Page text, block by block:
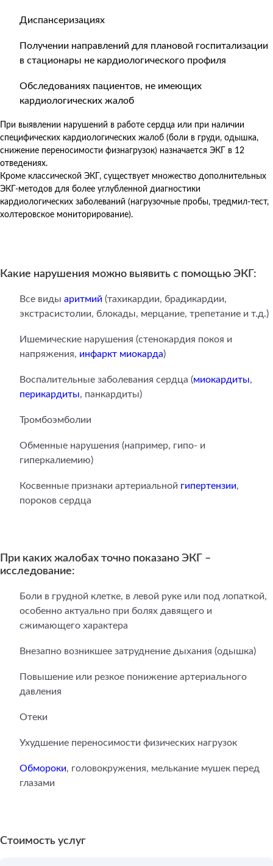
Диспансеризациях
Получении направлений для плановой госпитализации
в стационары не кардиологического профиля
Обследованиях пациентов, не имеющих
кардиологических жалоб
При выявлении нарушений в работе сердца или при наличии
специфических кардиологических жалоб (боли в груди, одышка,
снижение переносимости физнагрузок) назначается ЭКГ в 12
отведениях.
Кроме классической ЭКГ, существует множество дополнительных
ЭКГ-методов для более углубленной диагностики
кардиологических заболеваний (нагрузочные пробы, тредмил-тест,
холтеровское мониторирование).
Какие нарушения можно выявить с помощью ЭКГ:
Все виды аритмий (тахикардии, брадикардии,
экстрасистолии, блокады, мерцание, трепетание и т.д.)
Ишемические нарушения (стенокардия покоя и
напряжения, инфаркт миокарда)
Воспалительные заболевания сердца (миокардиты,
перикардиты, панкардиты)
Тромбоэмболии
Обменные нарушения (например, гипо- и
гиперкалиемию)
Косвенные признаки артериальной гипертензии,
пороков сердца
При каких жалобах точно показано ЭКГ –
исследование:
Боли в грудной клетке, в левой руке или под лопаткой,
особенно актуально при болях давящего и
сжимающего характера
Внезапно возникшее затруднение дыхания (одышка)
Повышение или резкое понижение артериального
давления
Отеки
Ухудшение переносимости физических нагрузок
Обмороки, головокружения, мелькание мушек перед
глазами
Стоимость услуг